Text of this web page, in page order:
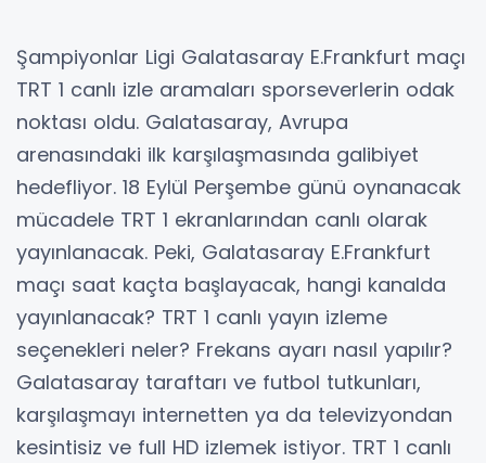
Şampiyonlar Ligi Galatasaray E.Frankfurt maçı
TRT 1 canlı izle aramaları sporseverlerin odak
noktası oldu. Galatasaray, Avrupa
arenasındaki ilk karşılaşmasında galibiyet
hedefliyor. 18 Eylül Perşembe günü oynanacak
mücadele TRT 1 ekranlarından canlı olarak
yayınlanacak. Peki, Galatasaray E.Frankfurt
maçı saat kaçta başlayacak, hangi kanalda
yayınlanacak? TRT 1 canlı yayın izleme
seçenekleri neler? Frekans ayarı nasıl yapılır?
Galatasaray taraftarı ve futbol tutkunları,
karşılaşmayı internetten ya da televizyondan
kesintisiz ve full HD izlemek istiyor. TRT 1 canlı